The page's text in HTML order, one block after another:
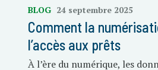
BLOG 24 septembre 2025
Comment la
l’accès aux prêts
À l’ère du numérique, les